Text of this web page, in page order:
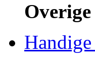
Overige